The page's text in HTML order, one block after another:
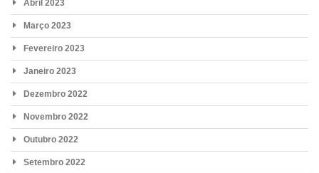
Abril 2023
Março 2023
Fevereiro 2023
Janeiro 2023
Dezembro 2022
Novembro 2022
Outubro 2022
Setembro 2022